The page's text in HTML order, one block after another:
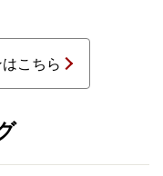
こちら